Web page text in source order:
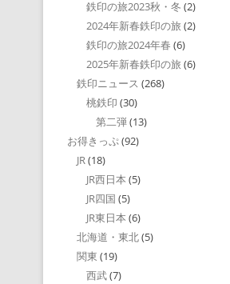
鉄印の旅2023秋・冬 (2)
2024年新春鉄印の旅 (2)
鉄印の旅2024年春 (6)
2025年新春鉄印の旅 (6)
鉄印ニュース (268)
桃鉄印 (30)
第二弾(13)
お得きっぷ(92)
JR(18)
JR西日本 (5)
JR四国 (5)
JR東日本 (6)
北海道・東北(5)
関東 (19)
西武(7)